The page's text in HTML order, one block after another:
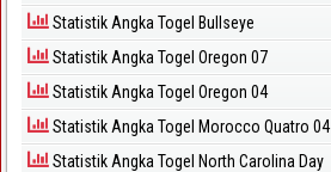
Statistik Angka Togel Bullseye
Statistik Angka Togel Oregon 07
Statistik Angka Togel Oregon 04
Statistik Angka Togel Morocco Quatro 04
Statistik Angka Togel North Carolina Day